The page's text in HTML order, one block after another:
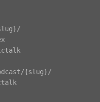
{slug}/